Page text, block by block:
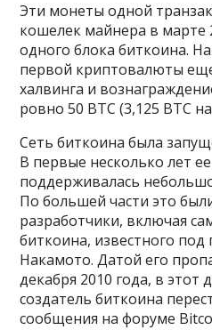
Эти монеты одной
кошелек майнера в марте
одного блока биткоина.
первой криптовалюты
халвинга и
ровно 50 BTC (3,125 BTC
Сеть биткоина была
В первые несколько лет
поддерживалась
По большей части это
разработчики, включая
биткоина, известного
Накамото. Датой его
декабря 2010 года, в
создатель биткоина
сообщения на форуме